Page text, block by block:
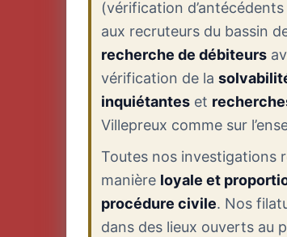
(vérification
aux recruteurs du bassin
recherche de débiteurs
vérification de la
inquiétantes et
Villepreux comme sur
Toutes nos investigations
manière loyale et
procédure civile. Nos
dans des lieux ouverts au